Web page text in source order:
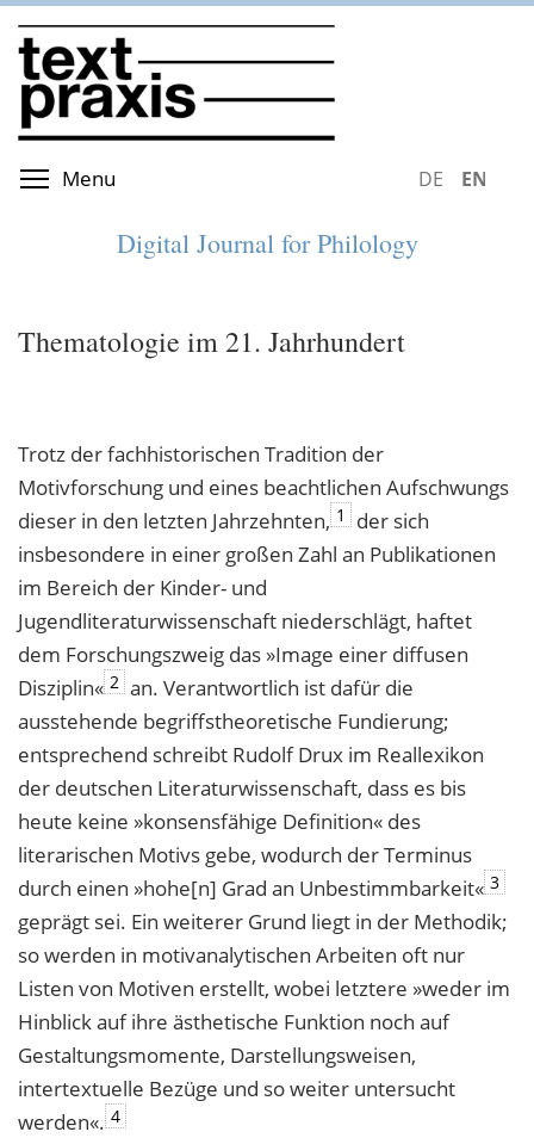
Skip
to
main
content
Menu DEUTSCH
Digital Journal for Philology
Thematologie im 21. Jahrhundert
Trotz der fachhistorischen Tradition der
Motivforschung und eines beachtlichen Aufschwungs
dieser in den letzten Jahrzehnten, 1
der sich
insbesondere in einer großen Zahl an Publikationen
im Bereich der Kinder- und
Jugendliteraturwissenschaft niederschlägt, haftet
dem Forschungszweig das »Image einer diffusen
Disziplin« 2 an. Verantwortlich ist dafür die
ausstehende begriffstheoretische Fundierung;
entsprechend schreibt Rudolf Drux im Reallexikon
der deutschen Literaturwissenschaft, dass es bis
heute keine »konsensfähige Definition« des
literarischen Motivs gebe, wodurch der Terminus
durch einen »hohe[n] Grad an Unbestimmbarkeit« 3
geprägt sei. Ein weiterer Grund liegt in der Methodik;
so werden in motivanalytischen Arbeiten oft nur
Listen von Motiven erstellt, wobei letztere »weder im
Hinblick auf ihre ästhetische Funktion noch auf
Gestaltungsmomente, Darstellungsweisen,
intertextuelle Bezüge und so weiter untersucht
werden«. 4